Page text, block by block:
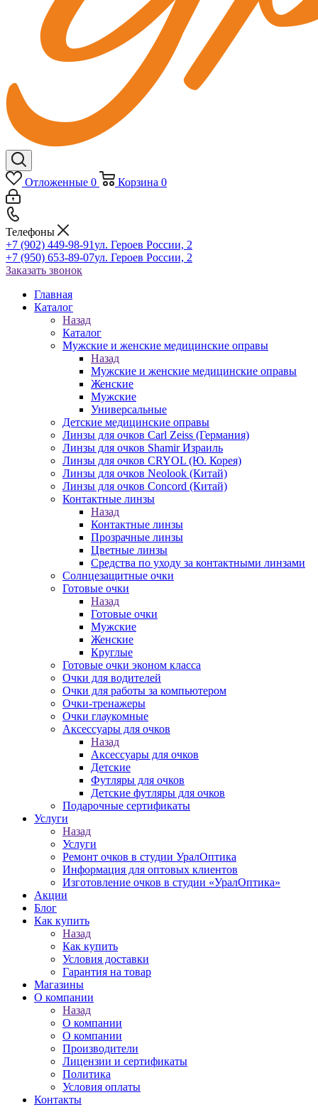
Отложенные 0 Корзина 0
Телефоны
+7 (902) 449-98-91ул. Героев России, 2
+7 (950) 653-89-07ул. Героев России, 2
Заказать звонок
Главная
Каталог
Назад
Каталог
Мужские и женские медицинские оправы
Назад
Мужские и женские медицинские оправы
Женские
Мужские
Универсальные
Детские медицинские оправы
Линзы для очков Carl Zeiss (Германия)
Линзы для очков Shamir Израиль
Линзы для очков CRYOL (Ю. Корея)
Линзы для очков Neolook (Китай)
Линзы для очков Concord (Китай)
Контактные линзы
Назад
Контактные линзы
Прозрачные линзы
Цветные линзы
Средства по уходу за контактными линзами
Солнцезащитные очки
Готовые очки
Назад
Готовые очки
Мужские
Женские
Круглые
Готовые очки эконом класса
Очки для водителей
Очки для работы за компьютером
Очки-тренажеры
Очки глаукомные
Аксессуары для очков
Назад
Аксессуары для очков
Детские
Футляры для очков
Детские футляры для очков
Подарочные сертификаты
Услуги
Назад
Услуги
Ремонт очков в студии УралОптика
Информация для оптовых клиентов
Изготовление очков в студии «УралОптика»
Акции
Блог
Как купить
Назад
Как купить
Условия доставки
Гарантия на товар
Магазины
О компании
Назад
О компании
О компании
Производители
Лицензии и сертификаты
Политика
Условия оплаты
Контакты